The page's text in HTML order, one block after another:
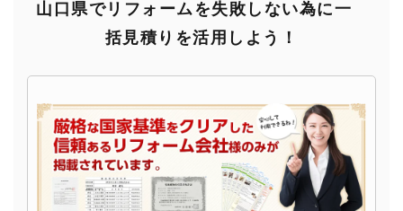
山口県でリフォームを失敗しない為に一
括見積りを活用しよう！